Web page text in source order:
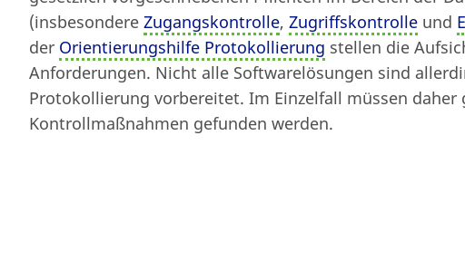
Vonfgenthneram 11. November 19
(insbesondere Zugangskontrolle, Zugriffskontrolle und
der Orientierungshilfe Protokollierung stellen die
Anforderungen. Nicht alle Softwarelösungen sind
Protokollierung vorbereitet. Im Einzelfall müssen
Kontrollmaßnahmen gefunden werden.